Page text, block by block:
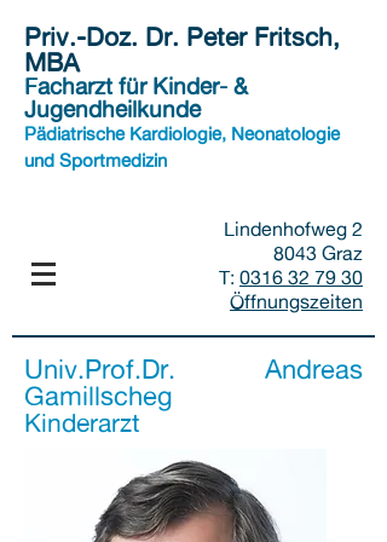
Priv.-Doz. Dr. Peter Fritsch,
MBA
Facharzt für Kinder- &
Jugendheilkunde
Pädiatrische Kardiologie, Neonatologie
und Sportmedizin
Lindenhofweg 2
8043 Graz
T: 0316 32 79 30
Öffnungszeiten
Univ.Prof.Dr. Andreas
Gamillscheg
Kinderarzt